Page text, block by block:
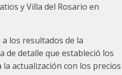
y Villa del Rosario en
los resultados de la
de detalle que estableció los
actualización con los precios